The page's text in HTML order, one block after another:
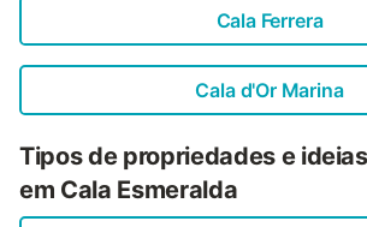
Cala Ferrera
Cala d'Or Marina
Tipos de propriedades e
em Cala Esmeralda